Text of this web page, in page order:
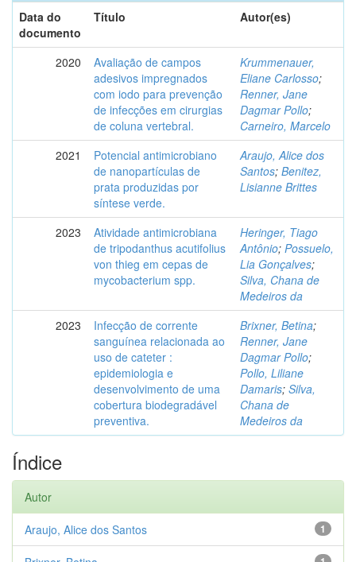
Data do
documento
Título Autor(es)
2020
Avaliação de campos
adesivos impregnados
com iodo para prevenção
de infecções em cirurgias
de coluna vertebral.
Krummenauer,
Eliane Carlosso;
Renner, Jane
Dagmar Pollo;
Carneiro, Marcelo
2021
Potencial antimicrobiano
de nanopartículas de
prata produzidas por
síntese verde.
Araujo, Alice dos
Santos; Benitez,
Lisianne Brittes
2023
Atividade antimicrobiana
de tripodanthus acutifolius
von thieg em cepas de
mycobacterium spp.
Heringer, Tiago
Antônio; Possuelo,
Lia Gonçalves;
Silva, Chana de
Medeiros da
2023
Infecção de corrente
sanguínea relacionada ao
uso de cateter :
epidemiologia e
desenvolvimento de uma
cobertura biodegradável
preventiva.
Brixner, Betina;
Renner, Jane
Dagmar Pollo;
Pollo, Liliane
Damaris; Silva,
Chana de
Medeiros da
Índice
Autor
1
Araujo, Alice dos Santos